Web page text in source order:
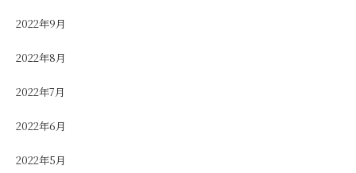
2022年9月
2022年8月
2022年7月
2022年6月
2022年5月